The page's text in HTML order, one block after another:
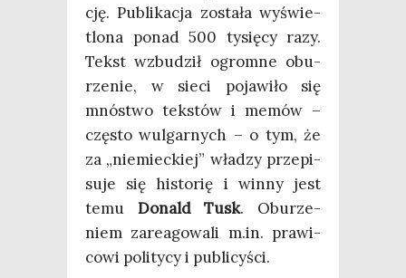
cję. Publi­ka­cja zosta­ła wyświe­
tlo­na ponad 500 tysię­cy razy.
Tekst wzbu­dził ogrom­ne obu­
rze­nie, w sie­ci poja­wi­ło się
mnó­stwo tek­stów i memów –
czę­sto wul­gar­nych – o tym, że
za „nie­miec­kiej” wła­dzy prze­pi­
su­je się histo­rię i win­ny jest
temu Donald Tusk. Obu­rze­
niem zare­ago­wa­li m.in. pra­wi­
co­wi poli­ty­cy i publicyści.